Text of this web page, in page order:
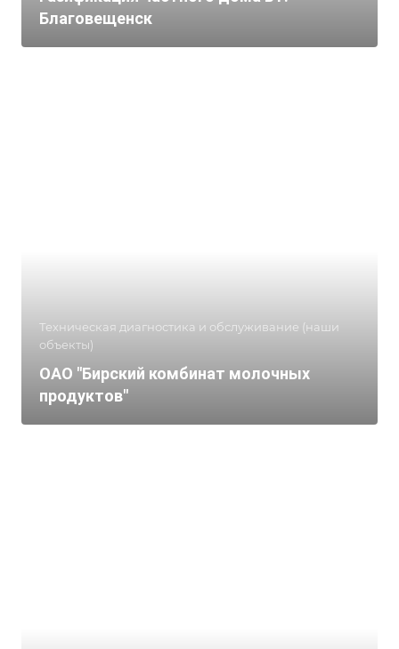
Благовещенск
Техническая диагностика и обслуживание (наши
объекты)
ОАО "Бирский комбинат молочных
продуктов"